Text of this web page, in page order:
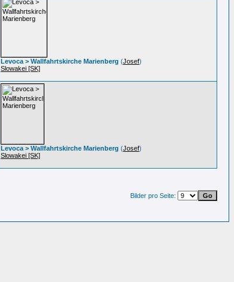
Levoca > Wallfahrtskirche Marienberg (Josef)
Slowakei [SK]
Levoca > Wallfahrtskirche Marienberg (Josef)
Slowakei [SK]
Bilder pro Seite: